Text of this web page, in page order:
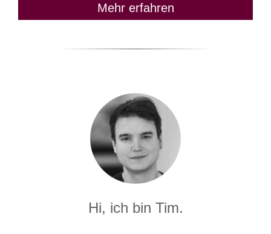
Mehr erfahren
Hi, ich bin Tim.